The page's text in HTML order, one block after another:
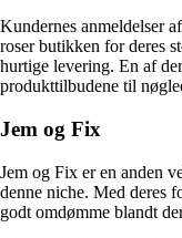
Kundernes anmeldelser
roser butikken for deres
hurtige levering. En af
produkttilbudene til
Jem og Fix
Jem og Fix er en anden
denne niche. Med deres
godt omdømme blandt